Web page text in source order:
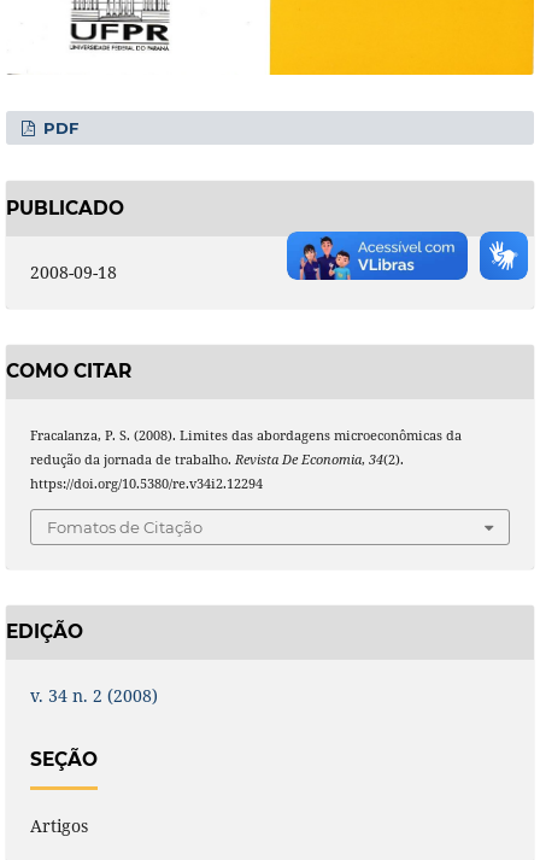
PDF
PUBLICADO
2008-09-18
COMO CITAR
Fracalanza, P. S. (2008). Limites das abordagens microeconômicas da
redução da jornada de trabalho. Revista De Economia, 34(2).
https://doi.org/10.5380/re.v34i2.12294
Fomatos de Citação
EDIÇÃO
v. 34 n. 2 (2008)
SEÇÃO
Artigos